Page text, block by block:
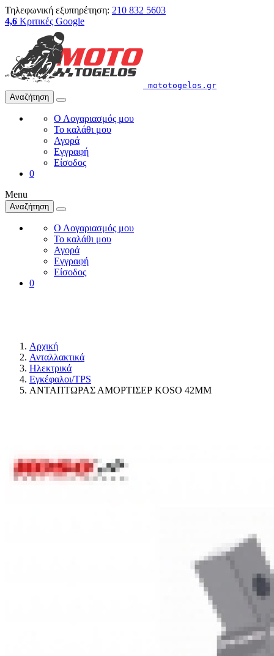
Τηλεφωνική εξυπηρέτηση: 210 832 5603
4,6 Κριτικές Google
mototogelos.gr
Αναζήτηση
Ο Λογαριασμός μου
Το καλάθι μου
Αγορά
Εγγραφή
Είσοδος
0
Menu
Αναζήτηση
Ο Λογαριασμός μου
Το καλάθι μου
Αγορά
Εγγραφή
Είσοδος
0
Αρχική
Ανταλλακτικά
Ηλεκτρικά
Εγκέφαλοι/ΤPS
ΑΝΤΑΠΤΩΡΑΣ ΑΜΟΡΤΙΣΕΡ KOSO 42MM